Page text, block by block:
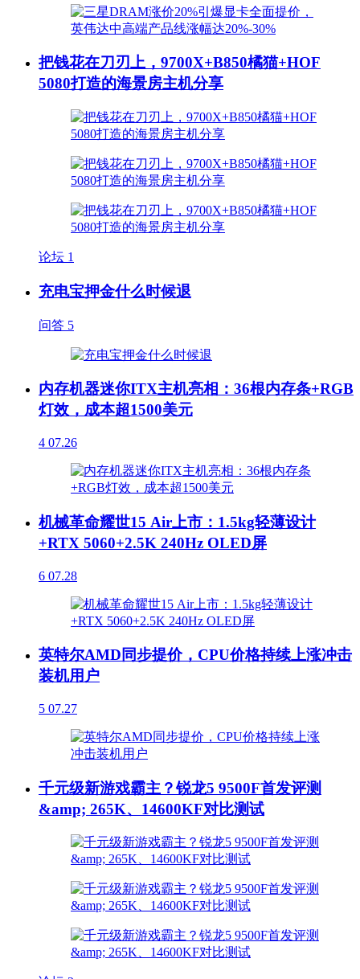
把钱花在刀刃上，9700X+B850橘猫+HOF
5080打造的海景房主机分享
论坛 1
充电宝押金什么时候退
问答 5
内存机器迷你ITX主机亮相：36根内存条+RGB
灯效，成本超1500美元
4 07.26
机械革命耀世15 Air上市：1.5kg轻薄设计
+RTX 5060+2.5K 240Hz OLED屏
6 07.28
英特尔AMD同步提价，CPU价格持续上涨冲击
装机用户
5 07.27
千元级新游戏霸主？锐龙5 9500F首发评测
&amp; 265K、14600KF对比测试